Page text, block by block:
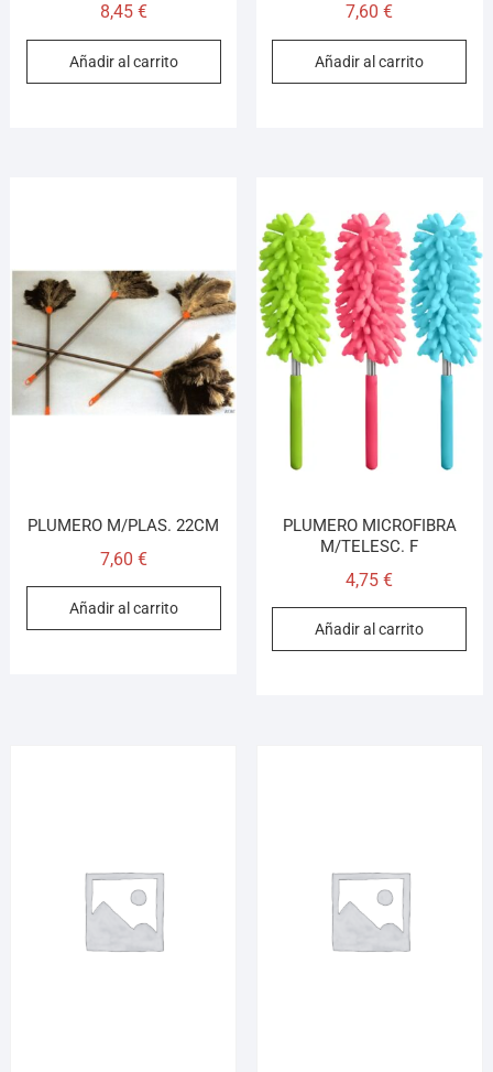
8,45 €
Añadir al carrito
7,60€
Añadir al carrito
PLUMERO M/PLAS. 22CM
7,60 €
Añadir al carrito
PLUMERO MICROFIBRA
M/TELESC. F
4,75€
Añadir al carrito